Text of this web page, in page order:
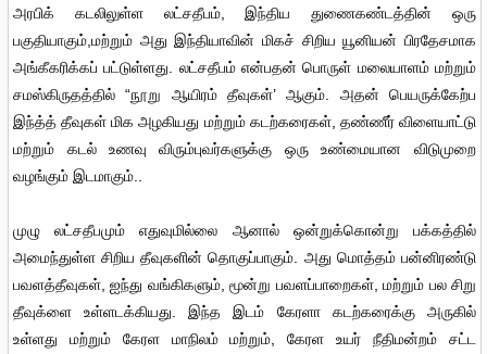
Unmute /
Loaded:
32.60%
அரபிக் கடலிலுள்ள லட்சதீபம், இந்திய துணைகண்டத்தின் ஒரு
பகுதியாகும்,மற்றும் அது இந்தியாவின் மிகச் சிறிய யூனியன் பிரதேசமாக
அங்கீகரிக்கப் பட்டுள்ளது. லட்சதீபம் என்பதன் பொருள் மலையாளம் மற்றும்
சமஸ்கிருதத்தில் “நூறு ஆயிரம் தீவுகள்’ ஆகும். அதன் பெயருக்கேற்ப
இந்த்த் தீவுகள் மிக அழகியது மற்றும் கடற்கரைகள், தண்ணீர் விளையாட்டு
மற்றும் கடல் உணவு விரும்புவர்களுக்கு ஒரு உண்மையான விடுமுறை
வழங்கும் இடமாகும்..
முழு லட்சதீபமும் எதுவுமில்லை ஆனால் ஒன்றுக்கொன்று பக்கத்தில்
அமைந்துள்ள சிறிய தீவுகளின் தொகுப்பாகும். அது மொத்தம் பன்னிரண்டு
பவளத்தீவுகள், ஐந்து வங்கிகளும், மூன்று பவளப்பாறைகள், மற்றும் பல சிறு
தீவுக்ளை உள்ளடக்கியது. இந்த இடம் கேரளா கடற்கரைக்கு அருகில்
உள்ளது மற்றும் கேரள மாநிலம் மற்றும், கேரள உயர் நீதிமன்றம் சட்ட